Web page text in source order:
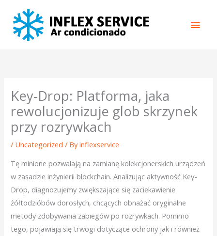
content
Key-Drop: Platforma, jaka
rewolucjonizuje glob skrzynek
przy rozrywkach
/ Uncategorized / Byinflexservice
Tę minione pozwalają na zamianę kolekcjonerskich urządzeń
w zasadzie inżynierii blockchain. Analizując aktywność Key-
Drop, diagnozujemy zwiększające się zaciekawienie
żółtodzióbów dorosłych, chcących obnażać oryginalne
metody zdobywania zabiegów po rozrywkach. Pomimo
tego, pojawiają się trwogi dotyczące ochrony jak i również